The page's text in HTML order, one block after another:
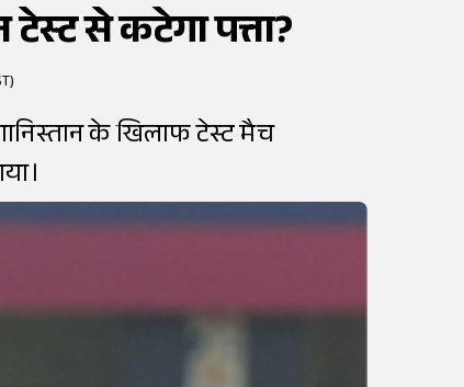
से कटेगा पत्ता?
के खिलाफ टेस्ट मैच